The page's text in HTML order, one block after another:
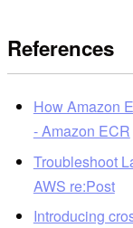
References
How Amazon
- Amazon ECR
Troubleshoot
AWS re:Post
Introducing